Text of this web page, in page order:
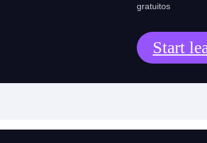
gratuitos
Start